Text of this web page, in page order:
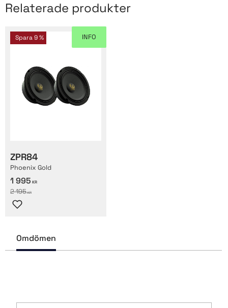
o
o
Omdömen
Relaterade produkter
ZPR84
Phoenix Gold
1 995 KR
2 195KR
Spara9 %
Lägg till i favoriter
INFO